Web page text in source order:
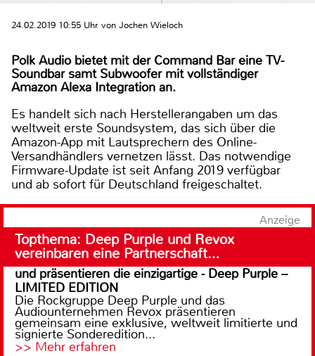
24.02.2019 10:55 Uhr von Jochen Wieloch
Polk Audio bietet mit der Command Bar eine TV-
Soundbar samt Subwoofer mit vollständiger
Amazon Alexa Integration an.
Es handelt sich nach Herstellerangaben um das
weltweit erste Soundsystem, das sich über die
Amazon-App mit Lautsprechern des Online-
Versandhändlers vernetzen lässt. Das notwendige
Firmware-Update ist seit Anfang 2019 verfügbar
und ab sofort für Deutschland freigeschaltet.
Anzeige
Topthema: Deep Purple und Revox
vereinbaren eine Partnerschaft…
und präsentieren die einzigartige - Deep Purple –
LIMITED EDITION
Die Rockgruppe Deep Purple und das
Audiounternehmen Revox präsentieren
gemeinsam eine exklusive, weltweit limitierte und
signierte Sonderedition...
>> Mehr erfahren